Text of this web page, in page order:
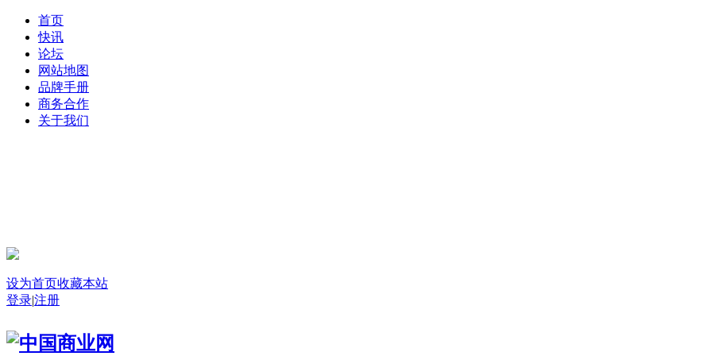
首页
快讯
论坛
网站地图
品牌手册
商务合作
关于我们
设为首页收藏本站
登录|注册